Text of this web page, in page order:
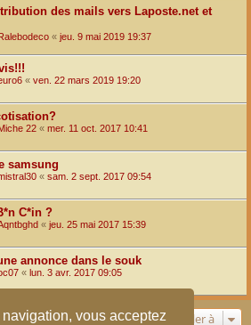
vous acceptez
des mails vers Laposte.net et
« jeu. 9 mai 2019 19:37
« ven. 22 mars 2019 19:20
22 « mer. 11 oct. 2017 10:41
samsung
« sam. 2 sept. 2017 09:54
C*in ?
« jeu. 25 mai 2017 15:39
annonce dans le souk
« lun. 3 avr. 2017 09:05
Aller à